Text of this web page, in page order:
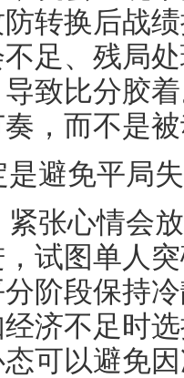
转换后战
足、残局
致比分胶
，而不是
避免平局
紧张心情会
试图单人
阶段保持
济不足时
可以避免